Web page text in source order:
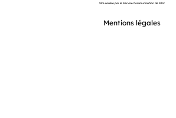
Website Originally Designed by Wix Fix
Site réalisé par le Service Communication de Sîlot
Mentions légales